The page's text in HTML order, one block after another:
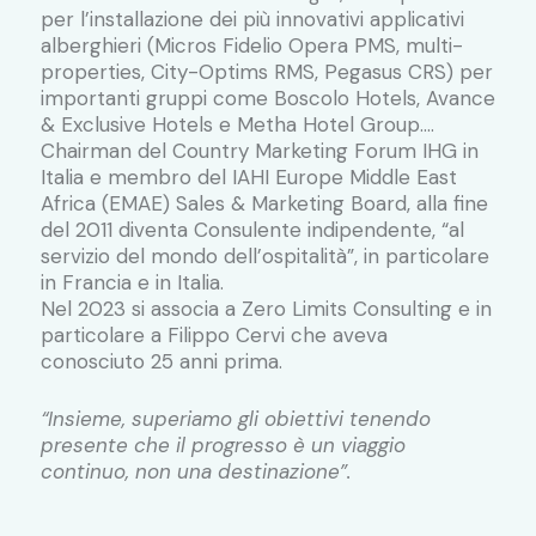
per l’installazione dei più innovativi applicativi
alberghieri (Micros Fidelio Opera PMS, multi-
properties, City-Optims RMS, Pegasus CRS) per
importanti gruppi come Boscolo Hotels, Avance
& Exclusive Hotels e Metha Hotel Group….
Chairman del Country Marketing Forum IHG in
Italia e membro del IAHI Europe Middle East
Africa (EMAE) Sales & Marketing Board, alla fine
del 2011 diventa Consulente indipendente, “al
servizio del mondo dell’ospitalità”, in particolare
in Francia e in Italia.
Nel 2023 si associa a Zero Limits Consulting e in
particolare a Filippo Cervi che aveva
conosciuto 25 anni prima.
“Insieme, superiamo gli obiettivi tenendo
presente che il progresso è un viaggio
continuo, non una destinazione”.